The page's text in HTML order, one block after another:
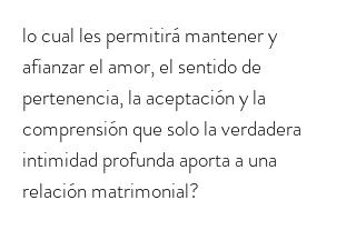
lo cual les permitirá mantener y
afianzar el amor, el sentido de
pertenencia, la aceptación y la
comprensión que solo la verdadera
intimidad profunda aporta a una
relación matrimonial?